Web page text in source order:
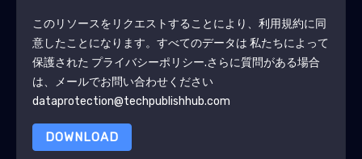
このリソースをリクエストすることにより、利用規約に同
意したことになります。すべてのデータは 私たちによって
保護された プライバシーポリシー.さらに質問がある場合
は、メールでお問い合わせください
dataprotection@techpublishhub.com
DOWNLOAD